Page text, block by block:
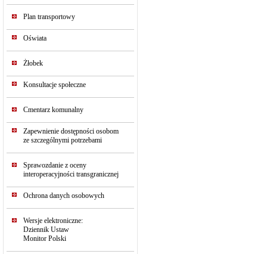
Plan transportowy
Oświata
Żłobek
Konsultacje społeczne
Cmentarz komunalny
Zapewnienie dostępności osobom
ze szczególnymi potrzebami
Sprawozdanie z oceny
interoperacyjności transgranicznej
Ochrona danych osobowych
Wersje elektroniczne:
Dziennik Ustaw
Monitor Polski